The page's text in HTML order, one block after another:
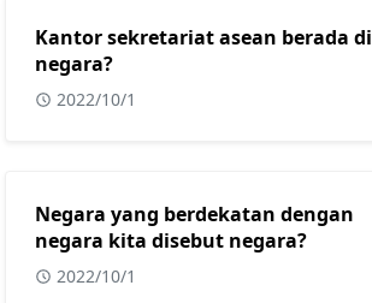
Kantor sekretariat asean berada di
negara?
2022/10/1
Negara yang berdekatan dengan
negara kita disebut negara?
2022/10/1